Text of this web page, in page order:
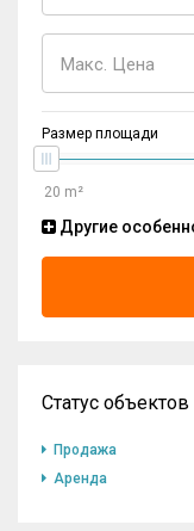
Макс. Цена
Размер площади
Другие
Статус объектов
Продажа
Аренда